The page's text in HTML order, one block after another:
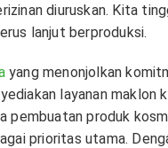
diuruskan. Kita
lanjut berproduksi.
yang menonjolkan
layanan maklon
pembuatan produk
prioritas utama.